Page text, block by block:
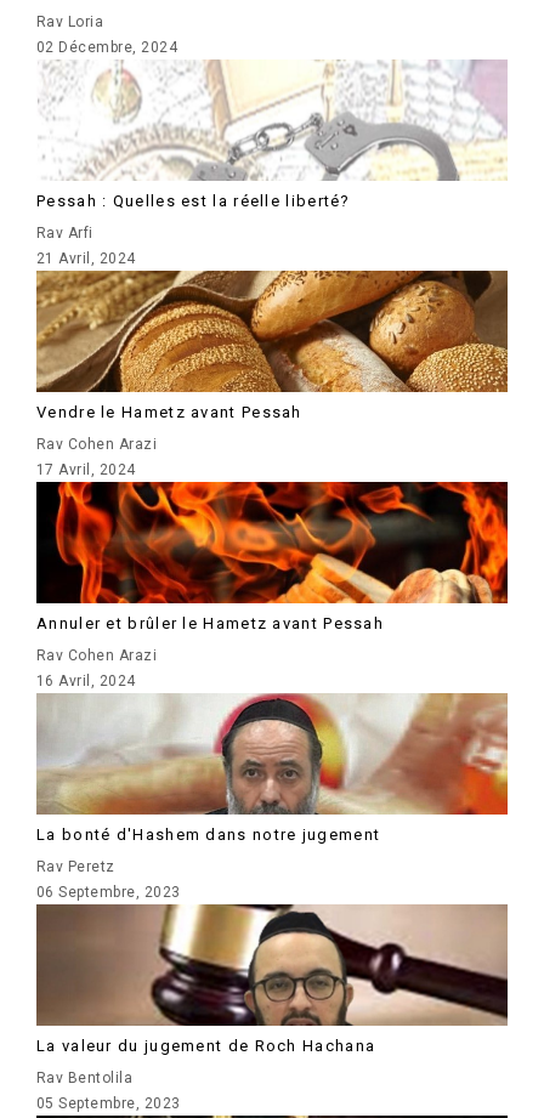
Rav Loria
02 Décembre, 2024
Pessah : Quelles est la réelle liberté?
Rav Arfi
21 Avril, 2024
Vendre le Hametz avant Pessah
Rav Cohen Arazi
17 Avril, 2024
Annuler et brûler le Hametz avant Pessah
Rav Cohen Arazi
16 Avril, 2024
La bonté d'Hashem dans notre jugement
Rav Peretz
06 Septembre, 2023
La valeur du jugement de Roch Hachana
Rav Bentolila
05 Septembre, 2023